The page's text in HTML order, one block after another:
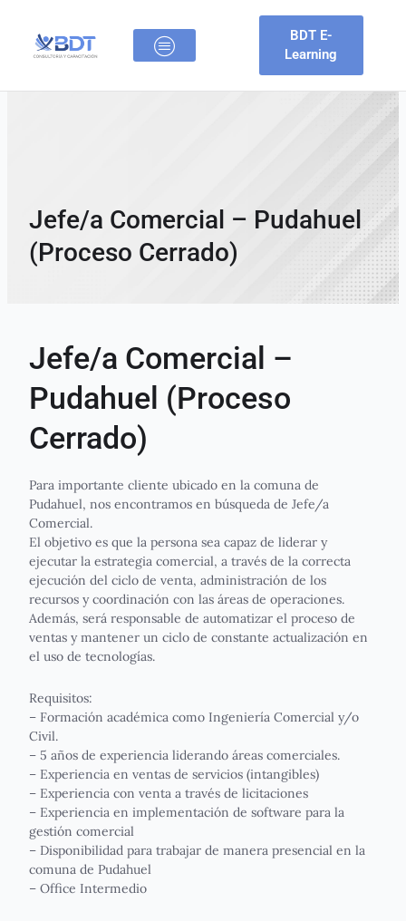
contenido
BDT E-
Learning
Jefe/a Comercial – Pudahuel
(Proceso Cerrado)
Jefe/a Comercial –
Pudahuel (Proceso
Cerrado)
Para importante cliente ubicado en la comuna de
Pudahuel, nos encontramos en búsqueda de Jefe/a
Comercial.
El objetivo es que la persona sea capaz de liderar y
ejecutar la estrategia comercial, a través de la correcta
ejecución del ciclo de venta, administración de los
recursos y coordinación con las áreas de operaciones.
Además, será responsable de automatizar el proceso de
ventas y mantener un ciclo de constante actualización en
el uso de tecnologías.
Requisitos:
– Formación académica como Ingeniería Comercial y/o
Civil.
– 5 años de experiencia liderando áreas comerciales.
– Experiencia en ventas de servicios (intangibles)
– Experiencia con venta a través de licitaciones
– Experiencia en implementación de software para la
gestión comercial
– Disponibilidad para trabajar de manera presencial en la
comuna de Pudahuel
– Office Intermedio